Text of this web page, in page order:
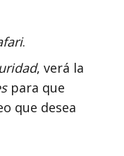
.
, verá la
para que
que desea